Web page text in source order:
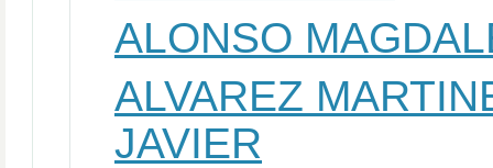
ALONSO
ALVAREZ
JAVIER